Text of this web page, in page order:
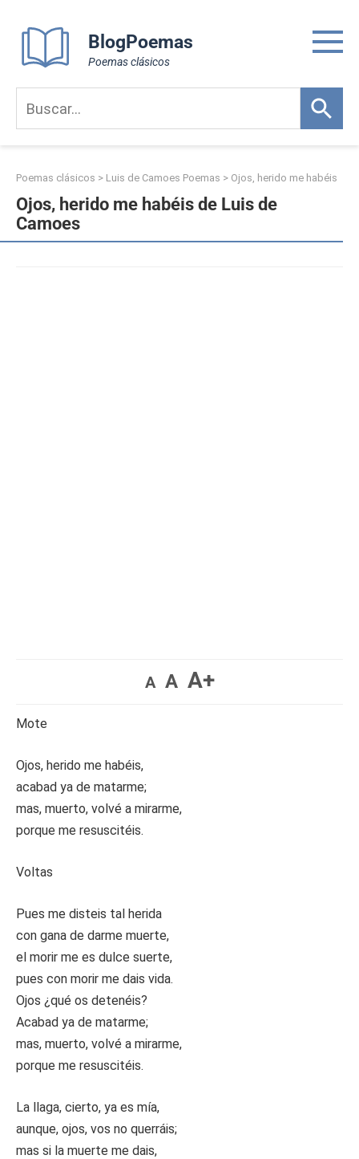
content
BlogPoemas
Poemas clásicos
Poemas clásicos > Luis de Camoes Poemas > Ojos, herido me habéis
Ojos, herido me habéis de Luis de
Camoes
A A A+
Mote
Ojos, herido me habéis,
acabad ya de matarme;
mas, muerto, volvé a mirarme,
porque me resuscitéis.
Voltas
Pues me disteis tal herida
con gana de darme muerte,
el morir me es dulce suerte,
pues con morir me dais vida.
Ojos ¿qué os detenéis?
Acabad ya de matarme;
mas, muerto, volvé a mirarme,
porque me resuscitéis.
La llaga, cierto, ya es mía,
aunque, ojos, vos no querráis;
mas si la muerte me dais,